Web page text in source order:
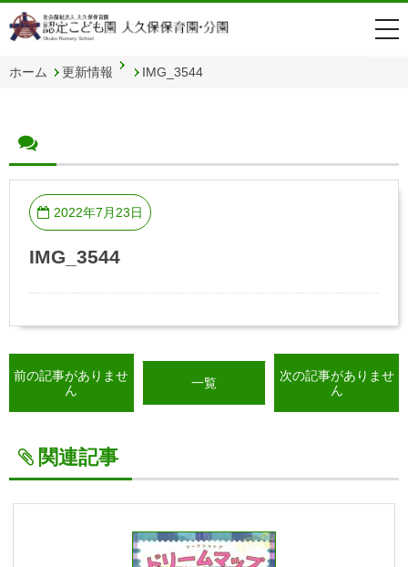
ホーム 更新情報 IMG_3544
2022年7月23日
IMG_3544
前の記事がありませ
ん
一覧
次の記事がありませ
ん
関連記事